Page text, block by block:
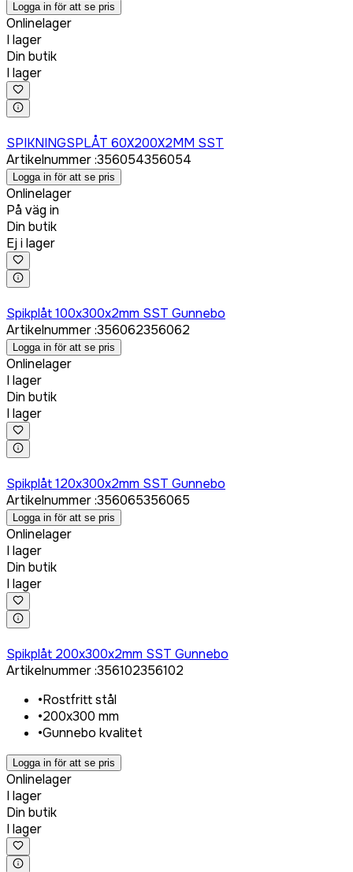
Logga in för att se pris
Onlinelager
I lager
Din butik
I lager
SPIKNINGSPLÅT 60X200X2MM SST
Artikelnummer:356054356054
Logga in för att se pris
Onlinelager
På väg in
Din butik
Ej i lager
Spikplåt 100x300x2mm SST Gunnebo
Artikelnummer:356062356062
Logga in för att se pris
Onlinelager
I lager
Din butik
I lager
Spikplåt 120x300x2mm SST Gunnebo
Artikelnummer:356065356065
Logga in för att se pris
Onlinelager
I lager
Din butik
I lager
Spikplåt 200x300x2mm SST Gunnebo
Artikelnummer:356102356102
•Rostfritt stål
•200x300 mm
•Gunnebo kvalitet
Logga in för att se pris
Onlinelager
I lager
Din butik
I lager